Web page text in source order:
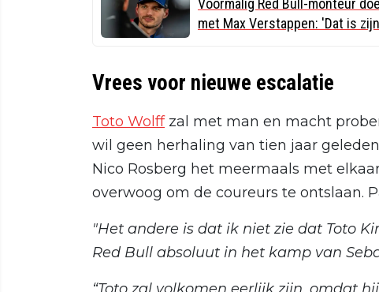
Voormalig Red Bull-monteur
met Max Verstappen: 'Dat is
Vrees voor nieuwe escalatie
Toto Wolffzal met man en macht
wil geen herhaling van tien jaar
Nico Rosberg het meermaals met
overwoog om de coureurs te ontslaan.
"Het andere is dat ik niet zie dat Toto
Red Bull absoluut in het kamp van